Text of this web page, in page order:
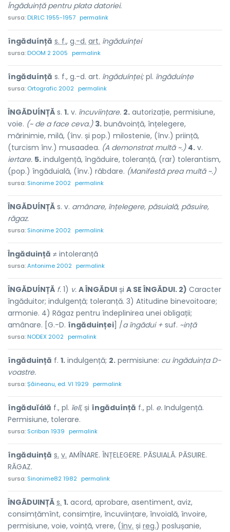
Îngăduință pentru plata datoriei.
sursa:DLRLC 1955-1957 permalink
îngăduínță s. f., g.-d. art. îngăduínței
sursa:DOOM 2 2005 permalink
îngăduínță s. f., g.-d. art. îngăduínței;pl. îngăduínțe
sursa: Ortografic 2002 permalink
ÎNGĂDUÍNȚĂ s. 1. v. încuviințare. 2. autorizație, permisiune,
voie. (~ de a face ceva.) 3. bunăvoință, înțelegere,
mărinimie, milă, (înv. și pop.) milostenie, (înv.) priință,
(turcism înv.) musaadea. (A demonstrat multă ~.) 4. v.
iertare. 5. indulgență, îngăduire, toleranță, (rar) tolerantism,
(pop.) îngăduială, (înv.) răbdare. (Manifestă prea multă ~.)
sursa: Sinonime 2002 permalink
ÎNGĂDUÍNȚĂ s. v. amânare, înțelegere, păsuială, păsuire,
răgaz.
sursa: Sinonime 2002 permalink
Îngăduință ≠ intoleranță
sursa:Antonime 2002 permalink
ÎNGĂDUÍNȚĂ f. 1) v. A ÎNGĂDUI și A SE ÎNGĂDUI. 2) Caracter
îngăduitor; indulgență; toleranță. 3) Atitudine binevoitoare;
armonie. 4) Răgaz pentru îndeplinirea unei obligații;
amânare. [G.-D. îngăduinței ] /a îngădui + suf. ~ință
sursa:NODEX 2002 permalink
îngăduință f. 1. indulgență; 2. permisiune: cu îngăduința D-
voastre.
sursa:Șăineanu, ed. VI 1929 permalink
îngăduĭálă f., pl. ĭelĭ, și îngăduínță f., pl. e. Indulgență.
Permisiune, tolerare.
sursa: Scriban 1939 permalink
îngăduință s. v. AMÎNARE. ÎNȚELEGERE. PĂSUIALĂ. PĂSUIRE.
RĂGAZ.
sursa: Sinonime82 1982 permalink
ÎNGĂDUINȚĂ s. 1. acord, aprobare, asentiment, aviz,
consimțămînt, consimțire, încuviințare, învoială, învoire,
permisiune, voie, voință, vrere, (înv. și reg.) poslușanie,